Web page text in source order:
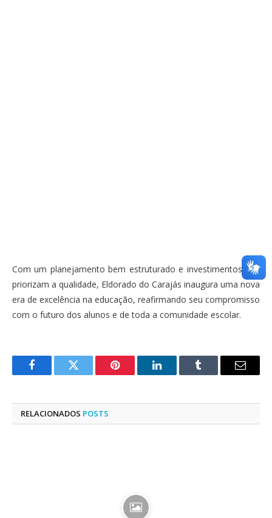
Com um planejamento bem estruturado e investimentos que
priorizam a qualidade, Eldorado do Carajás inaugura uma nova
era de excelência na educação, reafirmando seu compromisso
com o futuro dos alunos e de toda a comunidade escolar.
FacebookTwitter Pinterest LinkedInTumblr
E-
RELACIONADOS POSTS